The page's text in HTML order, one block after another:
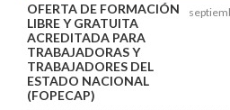
OFERTA DE FORMACIÓN
LIBRE Y GRATUITA
ACREDITADA PARA
TRABAJADORAS Y
TRABAJADORES DEL
ESTADO NACIONAL
(FOPECAP)